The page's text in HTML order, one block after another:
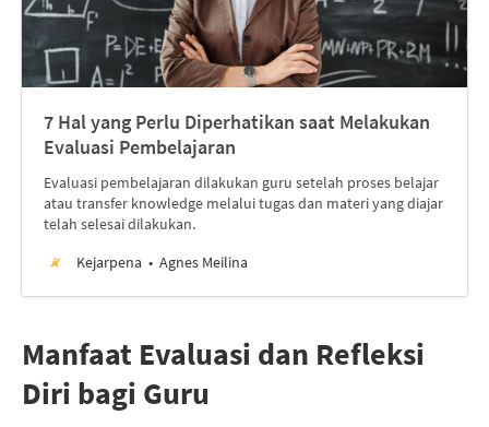
7 Hal yang Perlu Diperhatikan saat Melakukan
Evaluasi Pembelajaran
Evaluasi pembelajaran dilakukan guru setelah proses belajar
atau transfer knowledge melalui tugas dan materi yang diajar
telah selesai dilakukan.
Kejarpena
Agnes Meilina
Manfaat Evaluasi dan Refleksi
Diri bagi Guru